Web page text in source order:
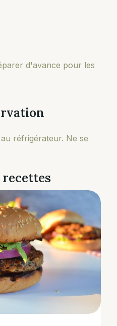
d'avance pour les
réfrigérateur. Ne se
recettes